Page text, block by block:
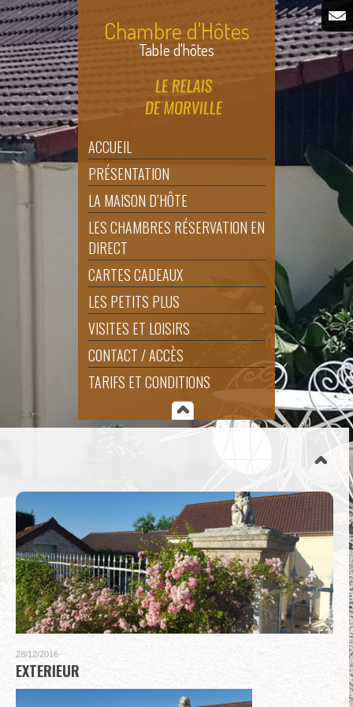
Chambre d'Hôtes
Table d'hôtes
ACCUEIL
PRÉSENTATION
LA MAISON D’HÔTE
LES CHAMBRES RÉSERVATION EN
DIRECT
CARTES CADEAUX
LES PETITS PLUS
VISITES ET LOISIRS
CONTACT / ACCÈS
TARIFS ET CONDITIONS
28/12/2016
EXTERIEUR